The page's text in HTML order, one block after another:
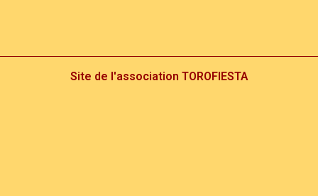
Site de l'association TOROFIESTA